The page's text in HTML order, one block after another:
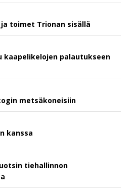
toimet Trionan sisällä
kaapelikelojen palautukseen
metsäkoneisiin
kanssa
tiehallinnon